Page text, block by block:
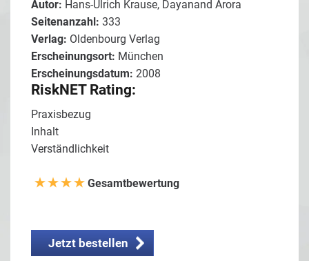
Autor: Hans-Ulrich Krause, Dayanand Arora
Seitenanzahl: 333
Verlag: Oldenbourg Verlag
Erscheinungsort: München
Erscheinungsdatum: 2008
RiskNET Rating:
Praxisbezug
Inhalt
Verständlichkeit
Gesamtbewertung
Jetzt bestellen